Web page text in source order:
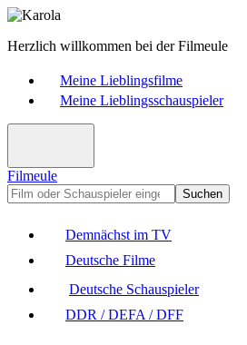
Herzlich willkommen bei der Filmeule
Meine Lieblingsfilme
Meine Lieblingsschauspieler
Filmeule
Suchen
Demnächst im TV
Deutsche Filme
Deutsche Schauspieler
DDR / DEFA / DFF